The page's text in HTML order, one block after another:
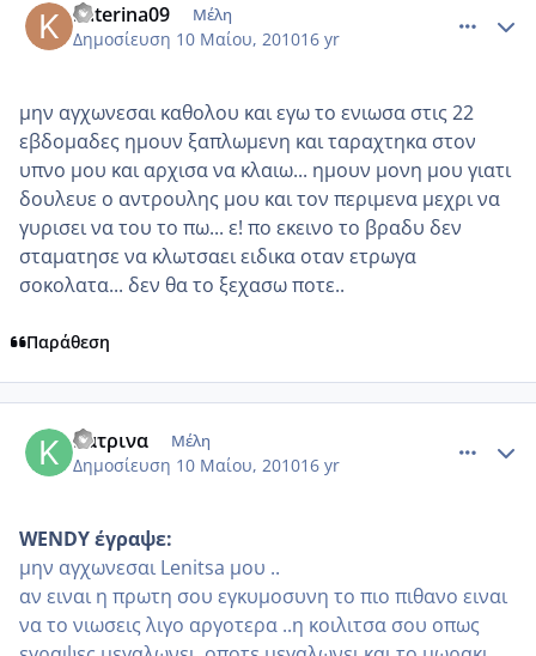
katerina09 Μέλη
Δημοσίευση 10 Μαίου, 201016 yr
μην αγχωνεσαι καθολου και εγω το ενιωσα στις 22
εβδομαδες ημουν ξαπλωμενη και ταραχτηκα στον
υπνο μου και αρχισα να κλαιω... ημουν μονη μου γιατι
δουλευε ο αντρουλης μου και τον περιμενα μεχρι να
γυρισει να του το πω... ε! πο εκεινο το βραδυ δεν
σταματησε να κλωτσαει ειδικα οταν ετρωγα
σοκολατα... δεν θα το ξεχασω ποτε..
Παράθεση
Κατρινα Μέλη
Δημοσίευση 10 Μαίου, 201016 yr
WENDY έγραψε:
μην αγχωνεσαι Lenitsa μου ..
αν ειναι η πρωτη σου εγκυμοσυνη το πιο πιθανο ειναι
να το νιωσεις λιγο αργοτερα ..η κοιλιτσα σου οπως